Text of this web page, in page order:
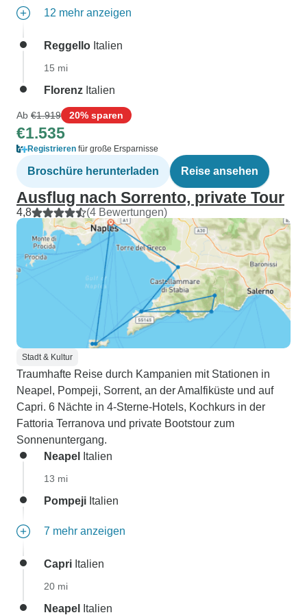
12 mehr anzeigen
Reggello Italien
15 mi
Florenz Italien
Ab €1.919 20% sparen
€1.535
Registrieren für große Ersparnisse
Broschüre herunterladen Reise ansehen
Ausflug nach Sorrento, private Tour
4,8 (4 Bewertungen)
Stadt & Kultur
Traumhafte Reise durch Kampanien mit Stationen in
Neapel, Pompeji, Sorrent, an der Amalfiküste und auf
Capri. 6 Nächte in 4-Sterne-Hotels, Kochkurs in der
Fattoria Terranova und private Bootstour zum
Sonnenuntergang.
Neapel
Italien
13 mi
Pompeji Italien
7 mehr anzeigen
Capri Italien
20 mi
Neapel Italien